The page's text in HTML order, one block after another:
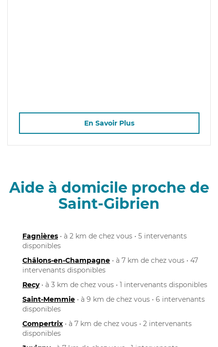
En Savoir Plus
Aide à domicile proche de
Saint-Gibrien
Fagnières • à 2 km de chez vous • 5 intervenants
disponibles
Châlons-en-Champagne • à 7 km de chez vous • 47
intervenants disponibles
Recy• à 3 km de chez vous • 1 intervenants disponibles
Saint-Memmie • à 9 km de chez vous • 6 intervenants
disponibles
Compertrix • à 7 km de chez vous • 2 intervenants
disponibles